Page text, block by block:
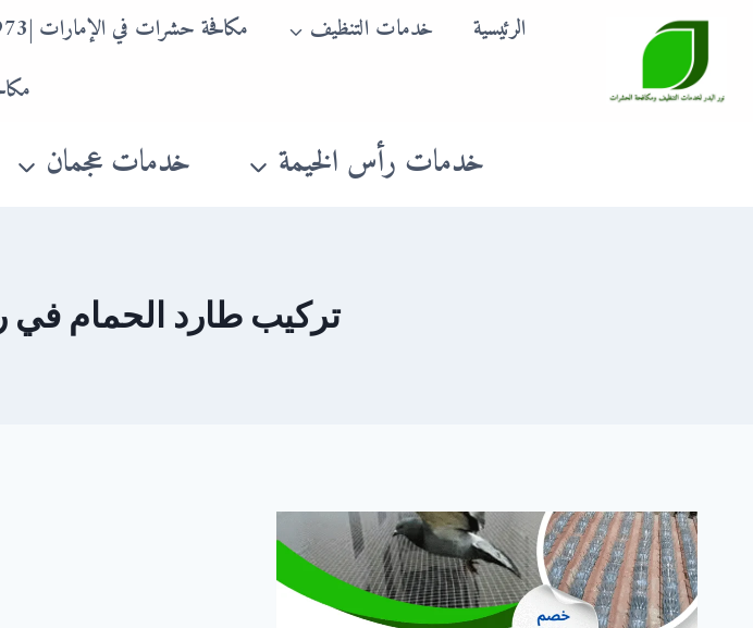
المحتوى
الرئيسية خدمات التنظيف مكافحة حشرات في الإمارات |0505337973
خدمات رأس الخيمة خدمات عجمان
تركيب طارد الحمام في